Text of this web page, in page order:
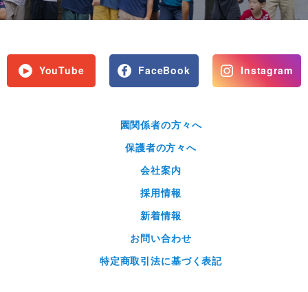
YouTube FaceBook Instagram
園関係者の方々へ
保護者の方々へ
会社案内
採用情報
新着情報
お問い合わせ
特定商取引法に基づく表記